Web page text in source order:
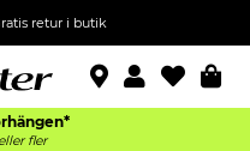
retur i butik
fler